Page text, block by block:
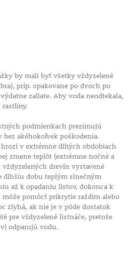
by mali byť všetky vždyzelené
príp. opakovane po dvoch po
zaliate. Aby voda neodtekala,
rastliny.
podmienkach prezimujú
akéhokoľvek poškodenia.
v extrémne dlhých obdobiach
zmene teplôt (extrémne nočné a
drevín vystavené
dlhšiu dobu teplým slnečným
až k opadaniu listov, dokonca k
pomôcť prikrytie raždím alebo
zlyhá, ak nie je v pôde dostatok
pre vždyzelené listnáče, pretože
odparujú vodu.